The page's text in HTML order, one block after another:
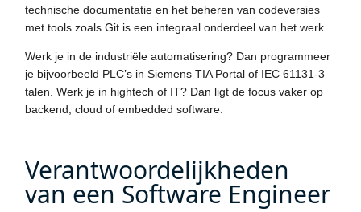
technische documentatie en het beheren van codeversies
met tools zoals Git is een integraal onderdeel van het werk.
Werk je in de industriële automatisering? Dan programmeer
je bijvoorbeeld PLC’s in Siemens TIA Portal of IEC 61131-3
talen. Werk je in hightech of IT? Dan ligt de focus vaker op
backend, cloud of embedded software.
Verantwoordelijkheden
van een Software Engineer